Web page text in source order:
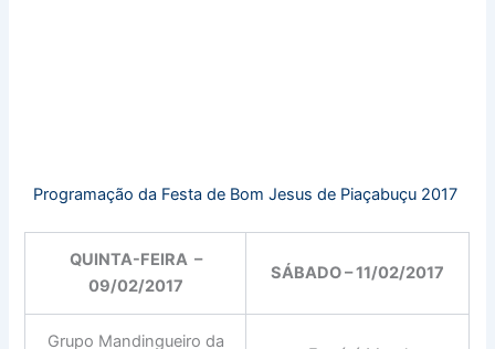
Programação da Festa de Bom Jesus de Piaçabuçu 2017
QUINTA-FEIRA –
09/02/2017
SÁBADO – 11/02/2017
Grupo Mandingueiro da